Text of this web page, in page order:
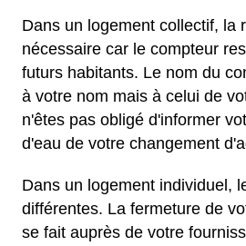
Dans un logement collectif, la
nécessaire car le compteur
futurs habitants. Le nom du
à votre nom mais à celui de
n'êtes pas obligé d'informer
d'eau de votre changement
Dans un logement individuel,
différentes. La fermeture de
se fait auprès de votre